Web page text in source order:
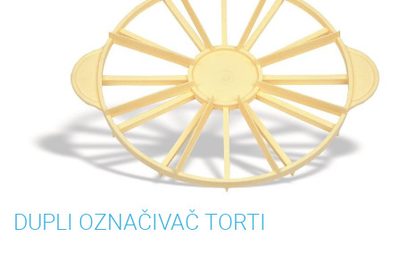
DUPLI OZNAČIVAČ TORTI